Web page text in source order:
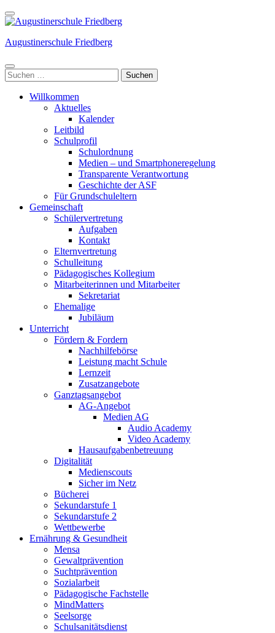
Weiter
zum
(Enter
Augustinerschule Friedberg
Suchen
nach:
Willkommen
Aktuelles
Kalender
Leitbild
Schulprofil
Schulordnung
Medien – und Smartphoneregelung
Transparente Verantwortung
Geschichte der ASF
Für Grundschuleltern
Gemeinschaft
Schülervertretung
Aufgaben
Kontakt
Elternvertretung
Schulleitung
Pädagogisches Kollegium
Mitarbeiterinnen und Mitarbeiter
Sekretariat
Ehemalige
Jubiläum
Unterricht
Fördern & Fordern
Nachhilfebörse
Leistung macht Schule
Lernzeit
Zusatzangebote
Ganztagsangebot
AG-Angebot
Medien AG
Audio Academy
Video Academy
Hausaufgabenbetreuung
Digitalität
Medienscouts
Sicher im Netz
Bücherei
Sekundarstufe 1
Sekundarstufe 2
Wettbewerbe
Ernährung & Gesundheit
Mensa
Gewaltprävention
Suchtprävention
Sozialarbeit
Pädagogische Fachstelle
MindMatters
Seelsorge
Schulsanitätsdienst